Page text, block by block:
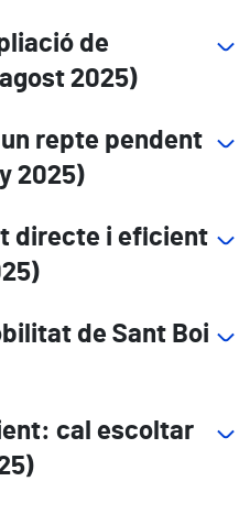
de
2025)
repte pendent
2025)
directe i eficient
de Sant Boi
cal escoltar